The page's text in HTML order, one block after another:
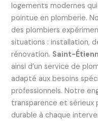
logements modernes
pointue en plomberie.
des plombiers
situations : installation,
rénovation. Saint-
ainsi d’un service de
adapté aux besoins
professionnels. Notre
transparence et sérieux
durable à chaque